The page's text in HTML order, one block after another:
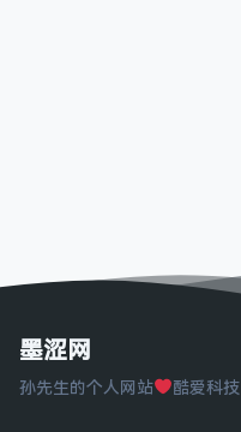
墨涩网
孙先生的个人网站 酷爱科技